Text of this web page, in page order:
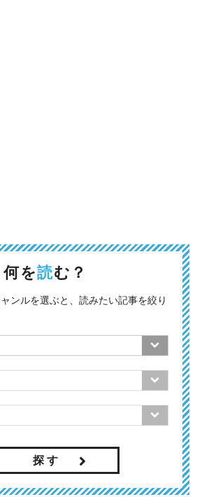
何を読む？
ンルを選ぶと、読みたい記事を絞り
探 す